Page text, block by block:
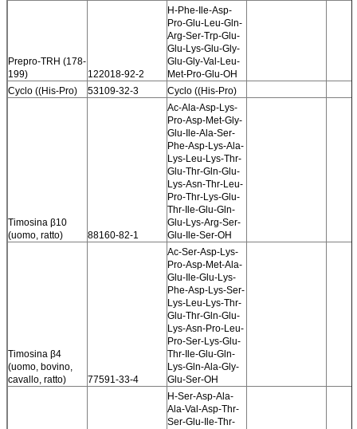
Prepro-TRH (178-
199)
122018-92-2
H-Phe-Ile-Asp-
Pro-Glu-Leu-Gln-
Arg-Ser-Trp-Glu-
Glu-Lys-Glu-Gly-
Glu-Gly-Val-Leu-
Met-Pro-Glu-OH
Cyclo ((His-Pro)
53109-32-3 Cyclo ((His-Pro)
Timosina β10
(uomo, ratto)
88160-82-1
Ac-Ala-Asp-Lys-
Pro-Asp-Met-Gly-
Glu-Ile-Ala-Ser-
Phe-Asp-Lys-Ala-
Lys-Leu-Lys-Thr-
Glu-Thr-Gln-Glu-
Lys-Asn-Thr-Leu-
Pro-Thr-Lys-Glu-
Thr-Ile-Glu-Gln-
Glu-Lys-Arg-Ser-
Glu-Ile-Ser-OH
Timosina β4
(uomo, bovino,
cavallo, ratto)
77591-33-4
Ac-Ser-Asp-Lys-
Pro-Asp-Met-Ala-
Glu-Ile-Glu-Lys-
Phe-Asp-Lys-Ser-
Lys-Leu-Lys-Thr-
Glu-Thr-Gln-Glu-
Lys-Asn-Pro-Leu-
Pro-Ser-Lys-Glu-
Thr-Ile-Glu-Gln-
Lys-Gln-Ala-Gly-
Glu-Ser-OH
H-Ser-Asp-Ala-
Ala-Val-Asp-Thr-
Ser-Glu-Ile-Thr-